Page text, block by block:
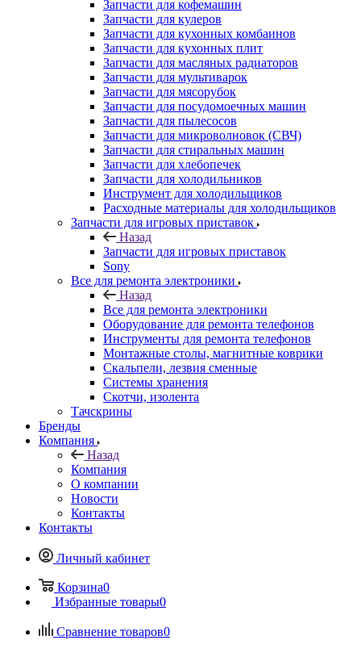
Запчасти для кофемашин
Запчасти для кулеров
Запчасти для кухонных комбаинов
Запчасти для кухонных плит
Запчасти для масляных радиаторов
Запчасти для мультиварок
Запчасти для мясорубок
Запчасти для посудомоечных машин
Запчасти для пылесосов
Запчасти для микроволновок (СВЧ)
Запчасти для стиральных машин
Запчасти для хлебопечек
Запчасти для холодильников
Инструмент для холодильщиков
Расходные материалы для холодильщиков
Запчасти для игровых приставок
Назад
Запчасти для игровых приставок
Sony
Все для ремонта электроники
Назад
Все для ремонта электроники
Оборудование для ремонта телефонов
Инструменты для ремонта телефонов
Монтажные столы, магнитные коврики
Скальпели, лезвия сменные
Системы хранения
Скотчи, изолента
Тачскрины
Бренды
Компания
Назад
Компания
О компании
Новости
Контакты
Контакты
Личный кабинет
Корзина0
Избранные товары0
Сравнение товаров0